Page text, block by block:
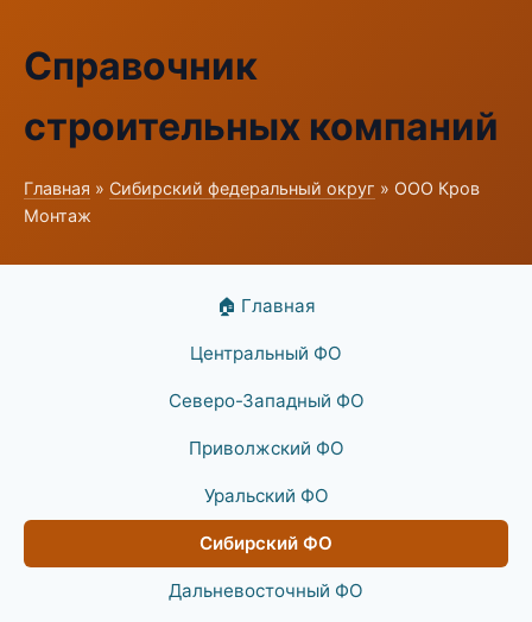
Справочник
строительных компаний
Главная » Сибирский федеральный округ » ООО Кров
Монтаж
🏠 Главная
Центральный ФО
Северо-Западный ФО
Приволжский ФО
Уральский ФО
Сибирский ФО
Дальневосточный ФО